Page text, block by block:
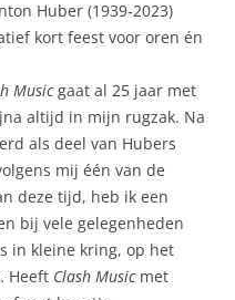
Huber (1939-2023)
kort feest voor oren én
Musicgaat al 25 jaar met
altijd in mijn rugzak. Na
als deel van Hubers
mij één van de
deze tijd, heb ik een
bij vele gelegenheden
in kleine kring, op het
Heeft Clash Musicmet